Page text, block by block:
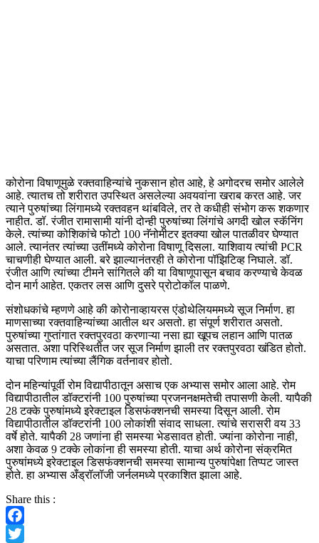
कोरोना विषाणूमुळे रक्तवाहिन्यांचे नुकसान होत आहे, हे अगोदरच समोर आलेले
आहे. त्यातच तो शरीरात उपस्थित असलेल्या अवयवांना खराब करत आहे. जर
त्याने पुरुषांच्या लिंगामध्ये रक्तवहन थांबविले, तर ते कधीही संभोग करू शकणार
नाहीत. डॉ. रंजीत रामासामी यांनी दोन्ही पुरुषांच्या लिंगांचे अगदी खोल स्कॅनिंग
केले. त्यांच्या कोशिकांचे फोटो 100 नॅनोमीटर इतक्या खोल पातळीवर घेण्यात
आले. त्यानंतर त्यांच्या उतींमध्ये कोरोना विषाणू दिसला. याशिवाय त्यांची PCR
चाचणीही घेण्यात आली. बरे झाल्यानंतरही ते कोरोना पॉझिटिव्ह निघाले. डॉ.
रंजीत आणि त्यांच्या टीमने सांगितले की या विषाणूपासून बचाव करण्याचे केवळ
दोन मार्ग आहेत. एकतर लस आणि दुसरे प्रोटोकॉल पाळणे.
संशोधकांचे म्हणणे आहे की कोरोनाव्हायरस एंडोथेलियममध्ये सूज निर्माण. हा
माणसाच्या रक्तवाहिन्यांच्या आतील थर असतो. हा संपूर्ण शरीरात असतो.
पुरुषांच्या गुप्तांगात रक्तपुरवठा करणाऱ्या नसा ह्या खूपच लहान आणि पातळ
असतात. अशा परिस्थितीत जर सूज निर्माण झाली तर रक्तपुरवठा खंडित होतो.
याचा परिणाम त्यांच्या लैंगिक वर्तनावर होतो.
दोन महिन्यांपूर्वी रोम विद्यापीठातून असाच एक अभ्यास समोर आला आहे. रोम
विद्यापीठातील डॉक्टरांनी 100 पुरुषांच्या प्रजननक्षमतेची तपासणी केली. यापैकी
28 टक्के पुरुषांमध्ये इरेक्टाइल डिसफंक्शनची समस्या दिसून आली. रोम
विद्यापीठातील डॉक्टरांनी 100 लोकांशी संवाद साधला. त्यांचे सरासरी वय 33
वर्षे होते. यापैकी 28 जणांना ही समस्या भेडसावत होती. ज्यांना कोरोना नाही,
अशा केवळ 9 टक्के लोकांना ही समस्या होती. याचा अर्थ कोरोना संक्रमित
पुरुषांमध्ये इरेक्टाइल डिसफंक्शनची समस्या सामान्य पुरुषांपेक्षा तिप्पट जास्त
होते. हा अभ्यास अँड्रॉलॉजी जर्नलमध्ये प्रकाशित झाला आहे.
Share this :
Facebook